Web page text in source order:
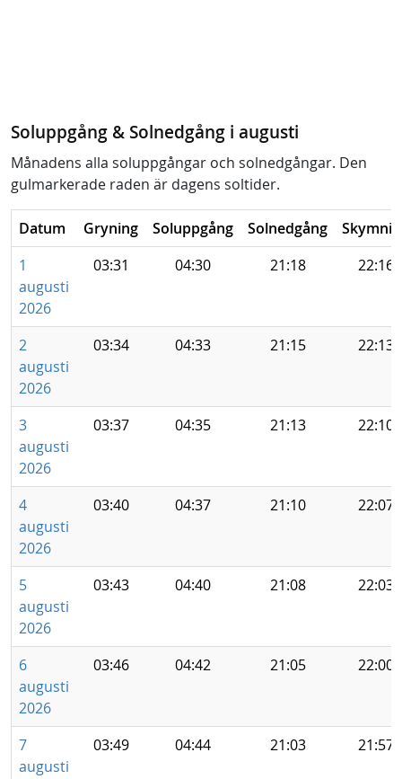
Soluppgång & Solnedgång i augusti
Månadens alla soluppgångar och solnedgångar. Den
gulmarkerade raden är dagens soltider.
Datum Gryning Soluppgång Solnedgång
1
augusti
2026
03:31 04:30 21:18 22:16
2
augusti
2026
03:34 04:33 21:15 22:13
3
augusti
2026
03:37 04:35 21:13 22:10
4
augusti
2026
03:40 04:37 21:10 22:07
5
augusti
2026
03:43 04:40 21:08 22:03
6
augusti
2026
03:46 04:42 21:05 22:00
7
augusti
03:49 04:44 21:03 21:57